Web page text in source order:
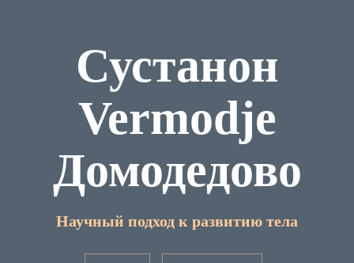
Сустанон
Vermodje
Домодедово
Научный подход к развитию тела